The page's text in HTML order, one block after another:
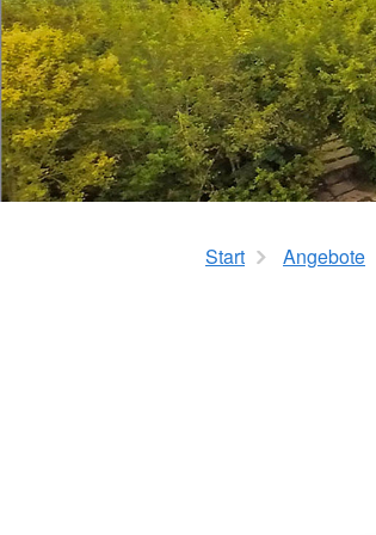
Pflegegradrechner
Geschichte
Start Angebote